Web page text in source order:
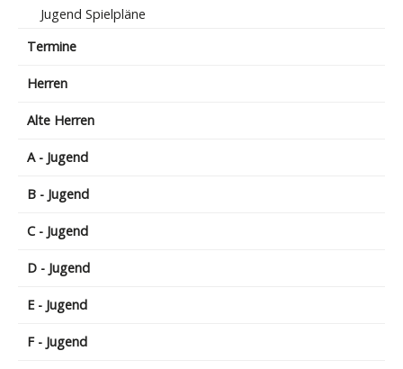
Jugend Spielpläne
Termine
Herren
Alte Herren
A - Jugend
B - Jugend
C - Jugend
D - Jugend
E - Jugend
F - Jugend